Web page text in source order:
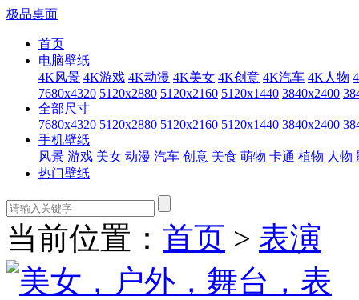
极品桌面
首页
电脑壁纸
4K风景 4K游戏 4K动漫 4K美女 4K创意 4K汽车 4K人物
7680x4320 5120x2880 5120x2160 5120x1440 3840x2400
全部尺寸
7680x4320 5120x2880 5120x2160 5120x1440 3840x2400
手机壁纸
风景 游戏 美女 动漫 汽车 创意 美食 萌物 卡通 植物 人物
热门壁纸
当前位置： 首页 > 表演